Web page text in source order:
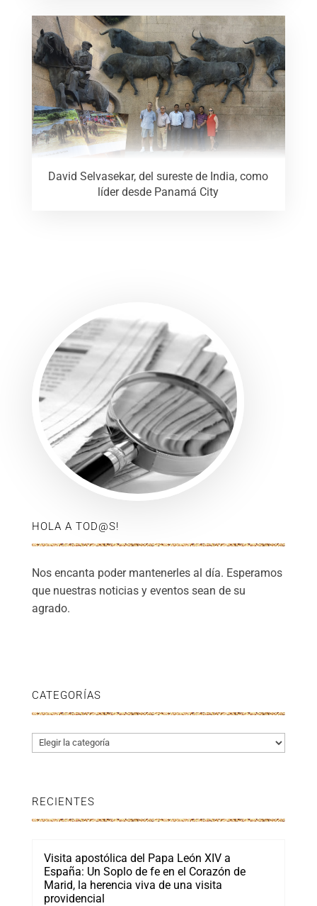
David Selvasekar, del sureste de India, como
líder desde Panamá City
HOLA A TOD@S!
Nos encanta poder mantenerles al día. Esperamos
que nuestras noticias y eventos sean de su
agrado.
CATEGORÍAS
Categorías
RECIENTES
Visita apostólica del Papa León XIV a
España: Un Soplo de fe en el Corazón de
Marid, la herencia viva de una visita
providencial